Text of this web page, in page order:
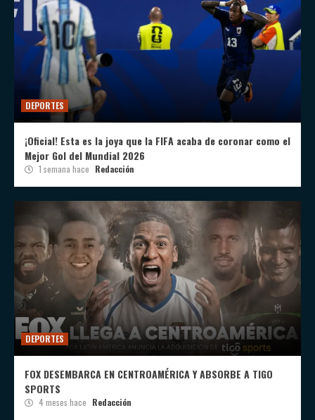
DEPORTES
¡Oficial! Esta es la joya que la FIFA acaba de coronar como el
Mejor Gol del Mundial 2026
1 semana hace Redacción
DEPORTES
FOX DESEMBARCA EN CENTROAMÉRICA Y ABSORBE A TIGO
SPORTS
4 meses hace Redacción